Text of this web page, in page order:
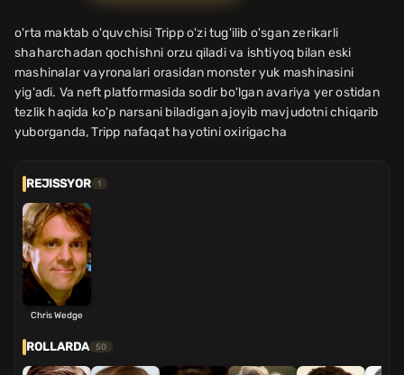
o'rta maktab o'quvchisi Tripp o'zi tug'ilib o'sgan zerikarli
shaharchadan qochishni orzu qiladi va ishtiyoq bilan eski
mashinalar vayronalari orasidan monster yuk mashinasini
yig'adi. Va neft platformasida sodir bo'lgan avariya yer ostidan
tezlik haqida ko'p narsani biladigan ajoyib mavjudotni chiqarib
yuborganda, Tripp nafaqat hayotini oxirigacha
REJISSYOR 1
Chris Wedge
ROLLARDA 50